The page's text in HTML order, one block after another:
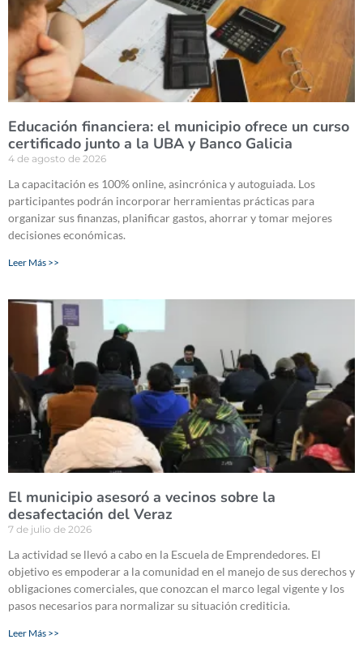
Educación financiera: el municipio ofrece un curso
certificado junto a la UBA y Banco Galicia
4 de agosto de 2026
La capacitación es 100% online, asincrónica y autoguiada. Los
participantes podrán incorporar herramientas prácticas para
organizar sus finanzas, planificar gastos, ahorrar y tomar mejores
decisiones económicas.
Leer Más >>
El municipio asesoró a vecinos sobre la
desafectación del Veraz
7 de julio de 2026
La actividad se llevó a cabo en la Escuela de Emprendedores. El
objetivo es empoderar a la comunidad en el manejo de sus derechos y
obligaciones comerciales, que conozcan el marco legal vigente y los
pasos necesarios para normalizar su situación crediticia.
Leer Más >>